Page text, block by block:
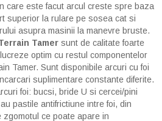
care este facut arcul creste spre baza
superior la rulare pe sosea cat si
asupra masinii la manevre bruste.
Tamer sunt de calitate foarte
optim cu restul componentelor
Tamer. Sunt disponibile arcuri cu foi
suplimentare constante diferite.
foi: bucsi, bride U si cercei/pini
pastile antifrictiune intre foi, din
ce poate apare in